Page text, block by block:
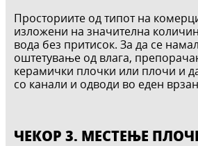
Просториите од типот на
изложени на значителна
вода без притисок. За да се
оштетување од влага,
керамички плочки или плочи и
со канали и одводи во еден
ЧЕКОР 3. МЕСТЕЊЕ